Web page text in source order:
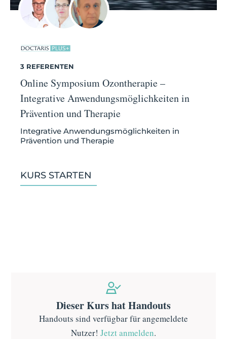
3 REFERENTEN
Online Symposium Ozontherapie –
Integrative Anwendungsmöglichkeiten in
Prävention und Therapie
Integrative Anwendungsmöglichkeiten in
Prävention und Therapie
KURS STARTEN
Dieser Kurs hat Handouts
Handouts sind verfügbar für angemeldete
Nutzer! Jetzt anmelden.